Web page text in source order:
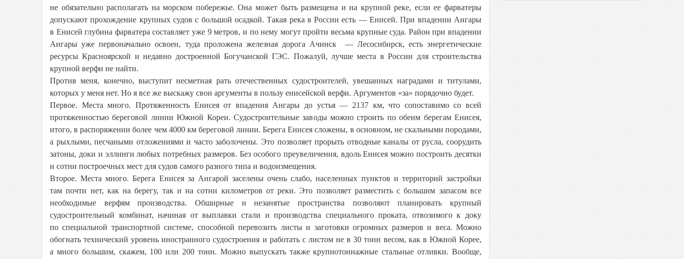
не обязательно располагать на морском побережье. Она может быть размещена и на крупной реке, если ее фарватеры
допускают прохождение крупных судов с большой осадкой. Такая река в России есть — Енисей. При впадении Ангары
в Енисей глубина фарватера составляет уже 9 метров, и по нему могут пройти весьма крупные суда. Район при впадении
Ангары уже первоначально освоен, туда проложена железная дорога Ачинск — Лесосибирск, есть энергетические
ресурсы Красноярской и недавно достроенной Богучанской ГЭС. Пожалуй, лучше места в России для строительства
крупной верфи не найти.
Против меня, конечно, выступит несметная рать отечественных судостроителей, увешанных наградами и титулами,
которых у меня нет. Но я все же выскажу свои аргументы в пользу енисейской верфи. Аргументов «за» порядочно будет.
Первое. Места много. Протяженность Енисея от впадения Ангары до устья — 2137 км, что сопоставимо со всей
протяженностью береговой линии Южной Кореи. Судостроительные заводы можно строить по обеим берегам Енисея,
итого, в распоряжении более чем 4000 км береговой линии. Берега Енисея сложены, в основном, не скальными породами,
а рыхлыми, песчаными отложениями и часто заболочены. Это позволяет прорыть отводные каналы от русла, соорудить
затоны, доки и эллинги любых потребных размеров. Без особого преувеличения, вдоль Енисея можно построить десятки
и сотни построечных мест для судов самого разного типа и водоизмещения.
Второе. Места много. Берега Енисея за Ангарой заселены очень слабо, населенных пунктов и территорий застройки
там почти нет, как на берегу, так и на сотни километров от реки. Это позволяет разместить с большим запасом все
необходимые верфям производства. Обширные и незанятые пространства позволяют планировать крупный
судостроительный комбинат, начиная от выплавки стали и производства специального проката, отвозимого к доку
по специальной транспортной системе, способной перевозить листы и заготовки огромных размеров и веса. Можно
обогнать технический уровень иностранного судостроения и работать с листом не в 30 тонн весом, как в Южной Корее,
а много большим, скажем, 100 или 200 тонн. Можно выпускать также крупнотоннажные стальные отливки. Вообще,